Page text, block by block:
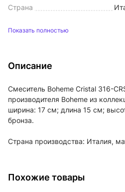
Страна
Показать полностью
Описание
Смеситель Boheme Cristal 316-
производителя Boheme из
ширина: 17 см; длина 15 см;
бронза.
Страна производства: Италия,
Похожие товары